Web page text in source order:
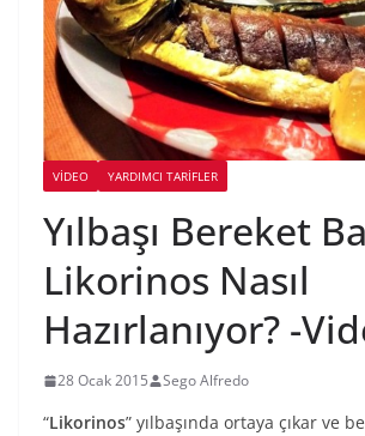
VIDEO YARDIMCI TARIFLER
Yılbaşı Bereket
Likorinos Nasıl
Hazırlanıyor? -
28 Ocak 2015 Sego Alfredo
“Likorinos” yılbaşında ortaya çıkar ve